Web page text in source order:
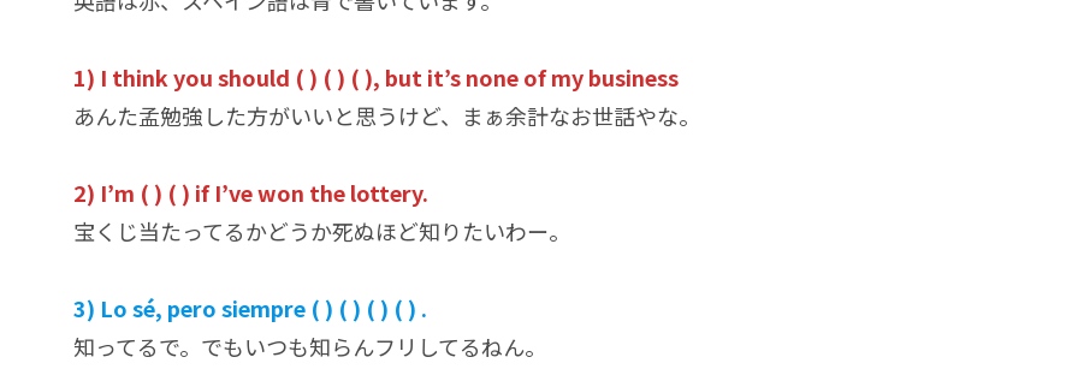
1) I think you should ( ) ( ) ( ), but it’s none of my business
あんた孟勉強した方がいいと思うけど、まぁ余計なお世話やな。
2) I’m ( ) ( ) if I’ve won the lottery.
宝くじ当たってるかどうか死ぬほど知りたいわー。
3) Lo sé, pero siempre ( ) ( ) ( ) ( ) .
知ってるで。でもいつも知らんフリしてるねん。